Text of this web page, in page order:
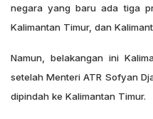
negara yang baru ada tiga
Kalimantan Timur, dan
Namun, belakangan ini
setelah Menteri ATR Sofyan
dipindah ke Kalimantan Timur.